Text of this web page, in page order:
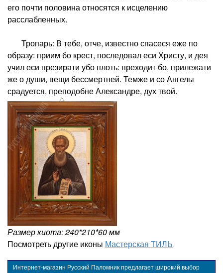
его почти половина относятся к исцелению
расслабленных.
Тропарь: В тебе, отче, известно спасеся еже по
образу: приим бо крест, последовал еси Христу, и дея
учил еси презирати убо плоть: преходит бо, прилежати
же о души, вещи бессмертней. Темже и со Ангелы
срадуется, преподобне Александре, дух твой.
Размер киота: 240*210*60 мм
Посмотреть другие иконы Мастерская ТИЛЬ
Интернет-магазин Русский Паломник предлагает широкий выбор